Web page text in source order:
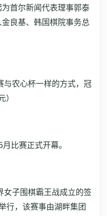
首尔新闻代表理事郭泰
良基、韩国棋院事务总
与农心杯一样的方式，冠
）
比赛正式开幕。
女子围棋霸王战成立的签
行，该赛事由湖畔集团